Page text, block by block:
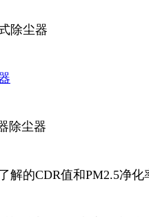
除尘器
除尘器
解的CDR值和PM2.5净化